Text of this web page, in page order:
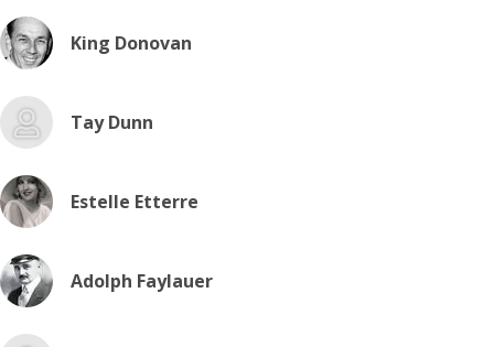
King Donovan
Tay Dunn
Estelle Etterre
Adolph Faylauer